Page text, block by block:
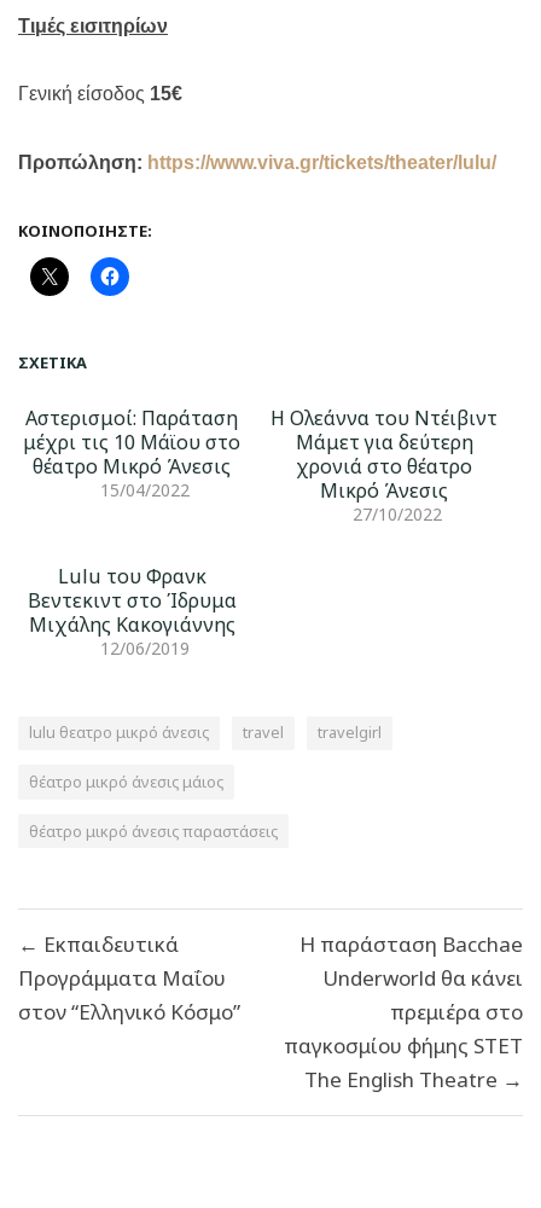
Τιμές εισιτηρίων
Γενική είσοδος 15€
Προπώληση: https://www.viva.gr/tickets/theater/lulu/
ΚΟΙΝΟΠΟΙΉΣΤΕ:
ΣΧΕΤΙΚΆ
Αστερισμοί: Παράταση
μέχρι τις 10 Μάϊου στο
θέατρο Μικρό Άνεσις
15/04/2022
Η Ολεάννα του Ντέιβιντ
Μάμετ για δεύτερη
χρονιά στο θέατρο
Μικρό Άνεσις
27/10/2022
Lulu του Φρανκ
Βεντεκιντ στο Ίδρυμα
Μιχάλης Κακογιάννης
12/06/2019
lulu θεατρο μικρό άνεσις travel travelgirl
θέατρο μικρό άνεσις μάιος
θέατρο μικρό άνεσις παραστάσεις
άρθρων
← Εκπαιδευτικά
Προγράμματα Μαΐου
στον “Ελληνικό Κόσμο”
Η παράσταση Bacchae
Underworld θα κάνει
πρεμιέρα στο
παγκοσμίου φήμης STET
The English Theatre →